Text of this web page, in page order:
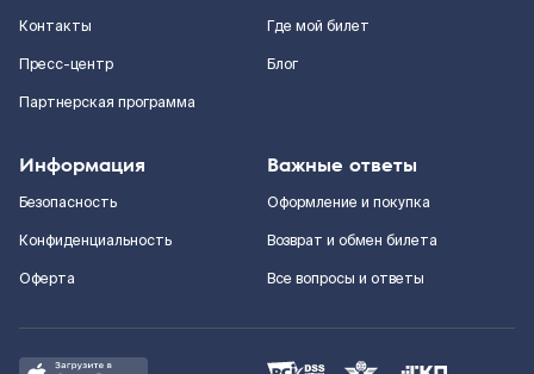
Контакты
Пресс-центр
Партнерская программа
Где мой билет
Блог
Информация
Безопасность
Конфиденциальность
Оферта
Важные ответы
Оформление и покупка
Возврат и обмен билета
Все вопросы и ответы